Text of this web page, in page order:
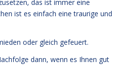
das ist immer eine
ist es einfach eine traurige und
oder gleich gefeuert.
dann, wenn es Ihnen gut